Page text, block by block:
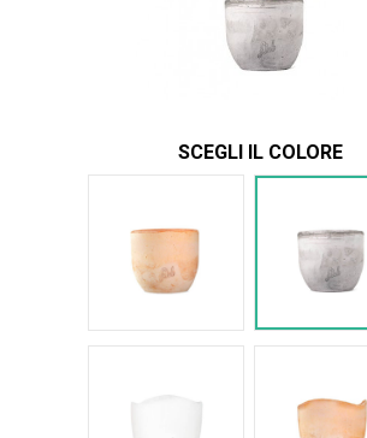
SCEGLI IL COLORE